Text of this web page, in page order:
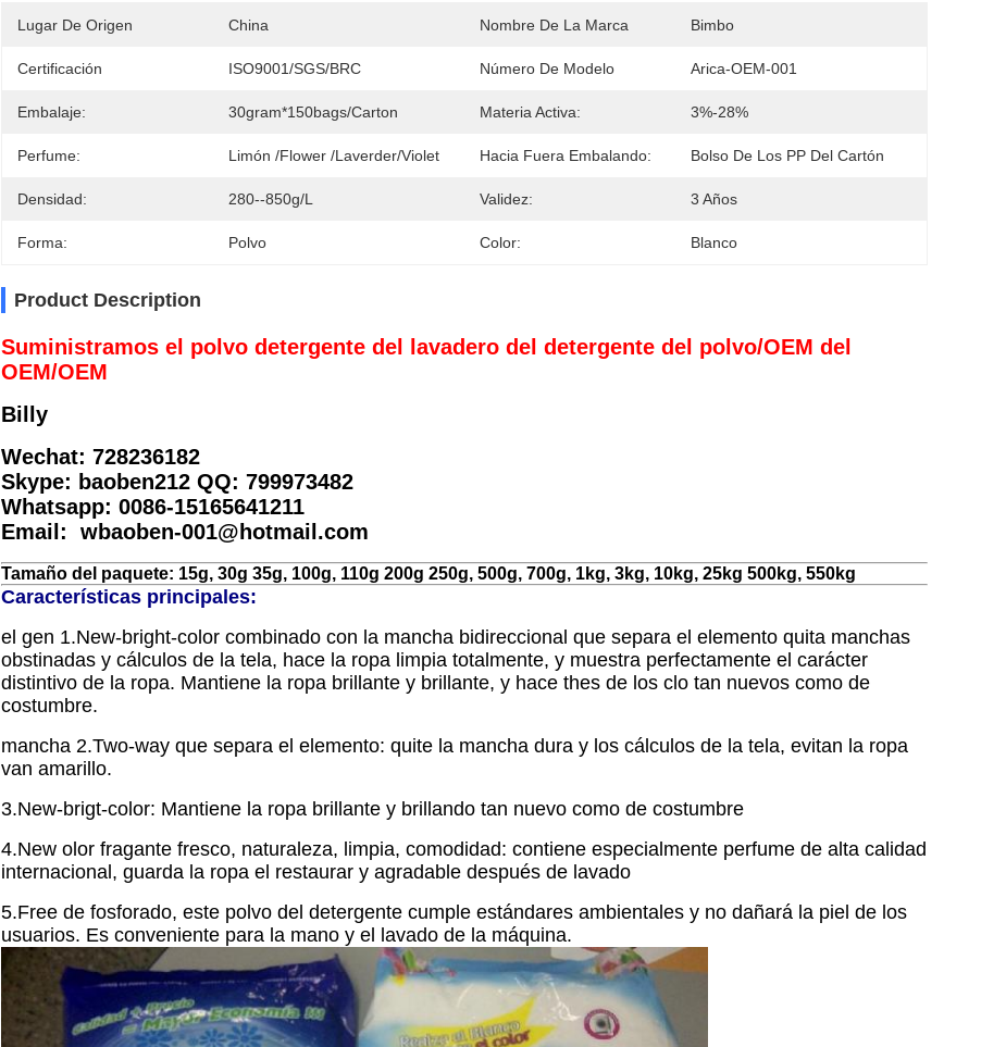
Lugar De Origen China Nombre De La Marca Bimbo
Certificación ISO9001/SGS/BRC Número De Modelo Arica-OEM-001
Embalaje: 30gram*150bags/carton Materia Activa: 3%-28%
Perfume: Limón /Flower /Laverder/Violet Hacia Fuera Embalando: Bolso De Los PP Del Cartón
Densidad: 280--850g/L Validez: 3 Años
Forma: Polvo Color: Blanco
Product Description
Suministramos el polvo detergente del lavadero del detergente del polvo/OEM del
OEM/OEM
Billy
Wechat: 728236182
Skype: baoben212 QQ: 799973482
Whatsapp: 0086-15165641211
Email: wbaoben-001@hotmail.com
Tamaño del paquete: 15g, 30g 35g, 100g, 110g 200g 250g, 500g, 700g, 1kg, 3kg, 10kg, 25kg 500kg, 550kg
Características principales:
el gen 1.New-bright-color combinado con la mancha bidireccional que separa el elemento quita manchas
obstinadas y cálculos de la tela, hace la ropa limpia totalmente, y muestra perfectamente el carácter
distintivo de la ropa. Mantiene la ropa brillante y brillante, y hace thes de los clo tan nuevos como de
costumbre.
mancha 2.Two-way que separa el elemento: quite la mancha dura y los cálculos de la tela, evitan la ropa
van amarillo.
3.New-brigt-color: Mantiene la ropa brillante y brillando tan nuevo como de costumbre
4.New olor fragante fresco, naturaleza, limpia, comodidad: contiene especialmente perfume de alta calidad
internacional, guarda la ropa el restaurar y agradable después de lavado
5.Free de fosforado, este polvo del detergente cumple estándares ambientales y no dañará la piel de los
usuarios. Es conveniente para la mano y el lavado de la máquina.